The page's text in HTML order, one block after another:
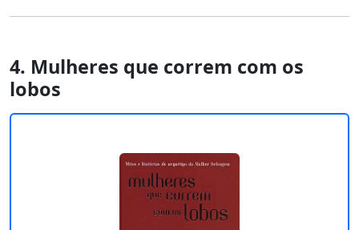
4. Mulheres que correm com os
lobos